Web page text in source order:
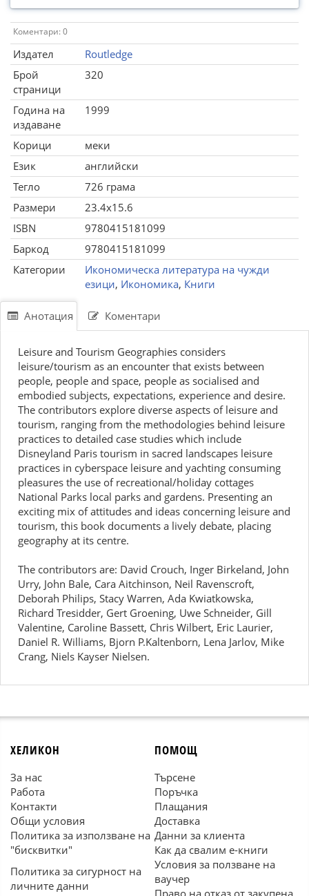
Коментари: 0
Издател
Routledge
Брой
страници
320
Година на
издаване
1999
Корици
меки
Език
английски
Тегло
726 грама
Размери
23.4x15.6
ISBN
9780415181099
Баркод
9780415181099
Категории
Икономическа литература на чужди
езици, Икономика, Книги
Анотация Коментари
Leisure and Tourism Geographies considers
leisure/tourism as an encounter that exists between
people, people and space, people as socialised and
embodied subjects, expectations, experience and desire.
The contributors explore diverse aspects of leisure and
tourism, ranging from the methodologies behind leisure
practices to detailed case studies which include
Disneyland Paris tourism in sacred landscapes leisure
practices in cyberspace leisure and yachting consuming
pleasures the use of recreational/holiday cottages
National Parks local parks and gardens. Presenting an
exciting mix of attitudes and ideas concerning leisure and
tourism, this book documents a lively debate, placing
geography at its centre.
The contributors are: David Crouch, Inger Birkeland, John
Urry, John Bale, Cara Aitchinson, Neil Ravenscroft,
Deborah Philips, Stacy Warren, Ada Kwiatkowska,
Richard Tresidder, Gert Groening, Uwe Schneider, Gill
Valentine, Caroline Bassett, Chris Wilbert, Eric Laurier,
Daniel R. Williams, Bjorn P.Kaltenborn, Lena Jarlov, Mike
Crang, Niels Kayser Nielsen.
ХЕЛИКОН
За нас
Работа
Контакти
Общи условия
Политика за използване на
"бисквитки"
Политика за сигурност на
личните данни
ПОМОЩ
Търсене
Поръчка
Плащания
Доставка
Данни за клиента
Как да свалим е-книги
Условия за ползване на
ваучер
Право на отказ от закупена